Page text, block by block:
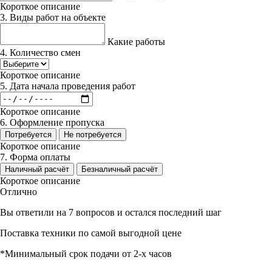
Короткое описание
3. Виды работ на объекте
Какие работы
4. Количество смен
Короткое описание
5. Дата начала проведения работ
Короткое описание
6. Оформление пропуска
Потребуется Не потребуется
Короткое описание
7. Форма оплаты
Наличный расчёт Безналичный расчёт
Короткое описание
Отлично
Вы ответили на 7 вопросов и остался последний шаг
Поставка техники по самой выгодной цене
*Минимальный срок подачи от 2-х часов